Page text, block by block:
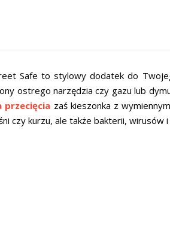
Safe to stylowy dodatek do
ostrego narzędzia czy gazu lub
przecięcia zaś kieszonka z wymiennym
czy kurzu, ale także bakterii, wirusów